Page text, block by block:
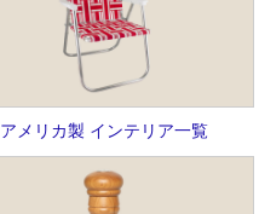
アメリカ製 インテリア一覧